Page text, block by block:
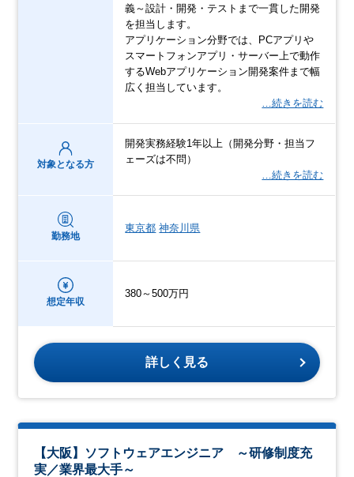
義～設計・開発・テストまで一貫した開発
を担当します。
アプリケーション分野では、PCアプリや
スマートフォンアプリ・サーバー上で動作
するWebアプリケーション開発案件まで幅
広く担当しています。
…続きを読む
対象となる方
開発実務経験1年以上（開発分野・担当フ
ェーズは不問）
…続きを読む
勤務地
東京都 神奈川県
想定年収
380～500万円
詳しく見る
【大阪】ソフトウェアエンジニア ～研修制度充
実／業界最大手～